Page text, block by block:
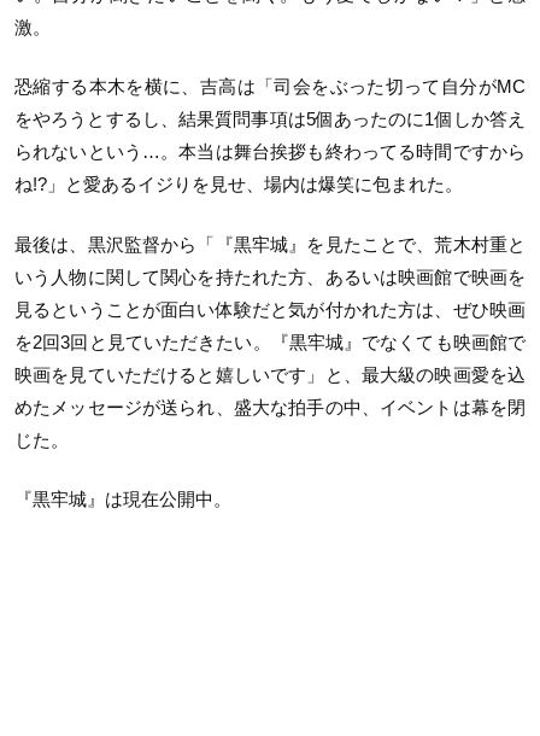
激。
恐縮する本木を横に、吉高は「司会をぶった切って自分がMC
をやろうとするし、結果質問事項は5個あったのに1個しか答え
られないという…。本当は舞台挨拶も終わってる時間ですから
ね!?」と愛あるイジりを見せ、場内は爆笑に包まれた。
最後は、黒沢監督から「『黒牢城』を見たことで、荒木村重と
いう人物に関して関心を持たれた方、あるいは映画館で映画を
見るということが面白い体験だと気が付かれた方は、ぜひ映画
を2回3回と見ていただきたい。『黒牢城』でなくても映画館で
映画を見ていただけると嬉しいです」と、最大級の映画愛を込
めたメッセージが送られ、盛大な拍手の中、イベントは幕を閉
じた。
『黒牢城』は現在公開中。